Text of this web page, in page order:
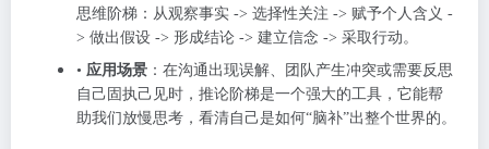
思维阶梯：从观察事实 -> 选择性关注 -> 赋予个人含义 -
> 做出假设 -> 形成结论 -> 建立信念 -> 采取行动。
• 应用场景 ：在沟通出现误解、团队产生冲突或需要反思
自己固执己见时，推论阶梯是一个强大的工具，它能帮
助我们放慢思考，看清自己是如何“脑补”出整个世界的。